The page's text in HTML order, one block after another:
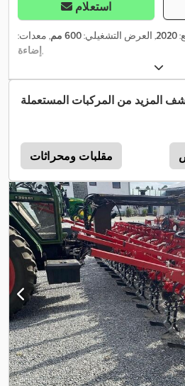
استعلام
2020, العرض التشغيلي:600 مم
, معدات:
إضاءة,
المزيد من المركبات المستعملة
مقلبات ومحراثات